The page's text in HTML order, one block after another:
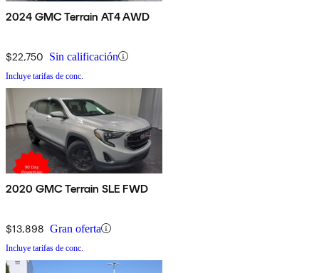
2024 GMC Terrain AT4 AWD
$22,750 Sin calificación
Incluye tarifas de conc.
2020 GMC Terrain SLE FWD
$13,898 Gran oferta
Incluye tarifas de conc.